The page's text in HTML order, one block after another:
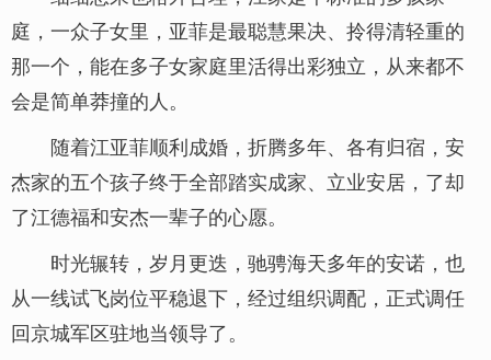
庭，一众子女里，亚菲是最聪慧果决、拎得清轻重的
那一个，能在多子女家庭里活得出彩独立，从来都不
会是简单莽撞的人。
随着江亚菲顺利成婚，折腾多年、各有归宿，安
杰家的五个孩子终于全部踏实成家、立业安居，了却
了江德福和安杰一辈子的心愿。
时光辗转，岁月更迭，驰骋海天多年的安诺，也
从一线试飞岗位平稳退下，经过组织调配，正式调任
回京城军区驻地当领导了。